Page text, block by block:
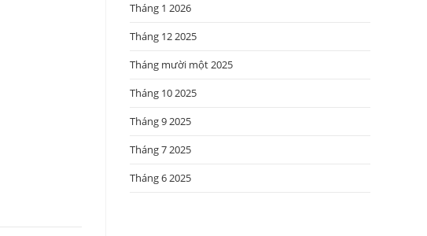
Tháng 1 2026
Tháng 12 2025
Tháng mười một 2025
Tháng 10 2025
Tháng 9 2025
Tháng 7 2025
Tháng 6 2025